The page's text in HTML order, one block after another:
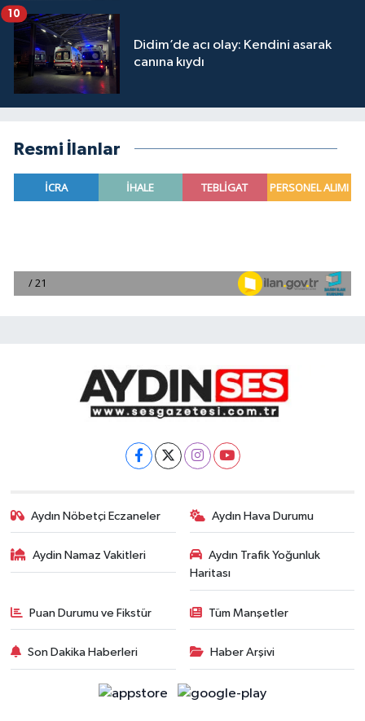
Didim’de acı olay: Kendini asarak
canına kıydı
10
Resmi İlanlar
Aydın Nöbetçi Eczaneler Aydın Hava Durumu
Aydin Namaz Vakitleri
Aydın Trafik Yoğunluk
Haritası
Puan Durumu ve Fikstür Tüm Manşetler
Son Dakika Haberleri Haber Arşivi